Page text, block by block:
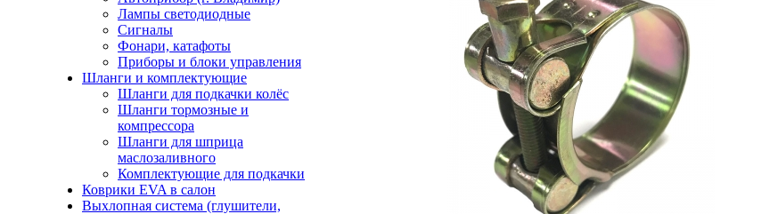
Лампы светодиодные
Сигналы
Фонари, катафоты
Приборы и блоки управления
Шланги и комплектующие
Шланги для подкачки колёс
Шланги тормозные и
компрессора
Шланги для шприца
маслозаливного
Комплектующие для подкачки
Коврики EVA в салон
Выхлопная система (глушители,